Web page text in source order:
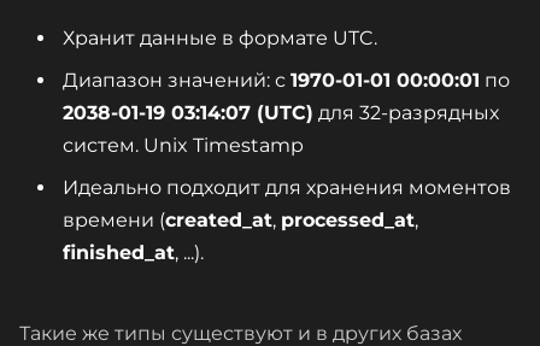
Хранит данные в формате UTC.
Диапазон значений: с 1970-01-01 00:00:01 по
2038-01-19 03:14:07 (UTC) для 32-разрядных
систем. Unix Timestamp
Идеально подходит для хранения моментов
времени (created_at, processed_at,
finished_at, ...).
Такие же типы существуют и в других базах